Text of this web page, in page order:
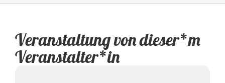
Veranstaltung von dieser*m
Veranstalter*in